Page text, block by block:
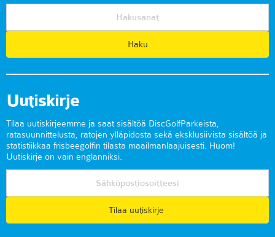
Uutiskirje
Tilaa uutiskirjeemme ja saat sisältöä DiscGolfParkeista,
ratasuunnittelusta, ratojen ylläpidosta sekä eksklusiivista sisältöä ja
statistiikkaa frisbeegolfin tilasta maailmanlaajuisesti. Huom!
Uutiskirje on vain englanniksi.
Tilaa uutiskirje